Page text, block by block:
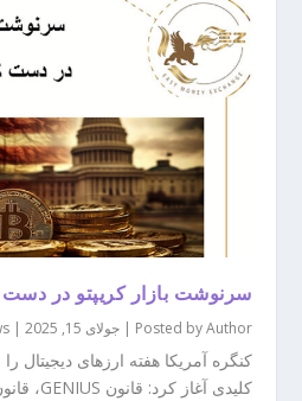
سرنوشت بازار کریپتو در دست
Posted byAuthor
|جولای 15, 2025 |
کنگره آمریکا هفته ارزهای دیجیتال
کلیدی آغاز کرد: قانون GENIUS، قانون ممنوعیت...